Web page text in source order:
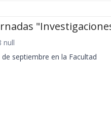
null
de septiembre en la Facultad